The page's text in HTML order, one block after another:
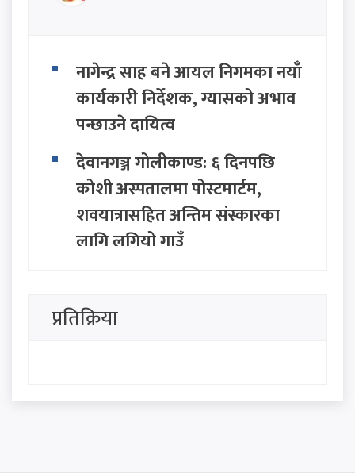
नागेन्द्र साह बने आयल निगमका नयाँ
कार्यकारी निर्देशक, ग्यासको अभाव
पन्छाउने दायित्व
देवानगञ्ज गोलीकाण्ड: ६ दिनपछि
कोशी अस्पतालमा पोस्टमार्टम,
शवयात्रासहित अन्तिम संस्कारका
लागि लगियो गाउँ
गर्ने ४७ जना विदेशी महिला
नेपालबाट डिपोर्ट (देश निकाला)
रणनीतिक कार्ड : 'निष्क्रिय बस्दैनौँ,
प्रतिक्रिया